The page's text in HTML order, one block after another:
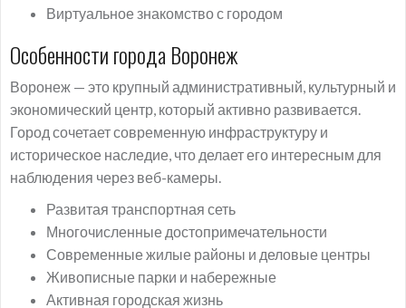
Виртуальное знакомство с городом
Особенности города Воронеж
Воронеж — это крупный административный, культурный и
экономический центр, который активно развивается.
Город сочетает современную инфраструктуру и
историческое наследие, что делает его интересным для
наблюдения через веб-камеры.
Развитая транспортная сеть
Многочисленные достопримечательности
Современные жилые районы и деловые центры
Живописные парки и набережные
Активная городская жизнь